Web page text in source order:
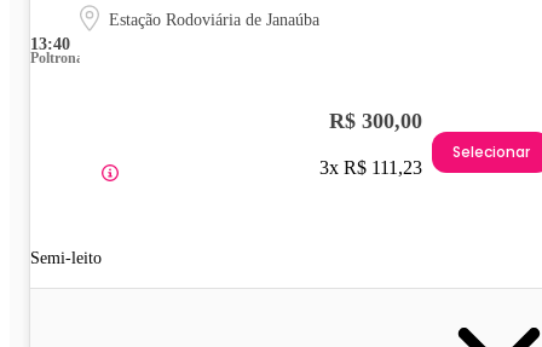
13:40
Estação Rodoviária de Janaúba
Poltrona
Semi-leito
R$ 300,00
3x R$ 111,23
Selecionar